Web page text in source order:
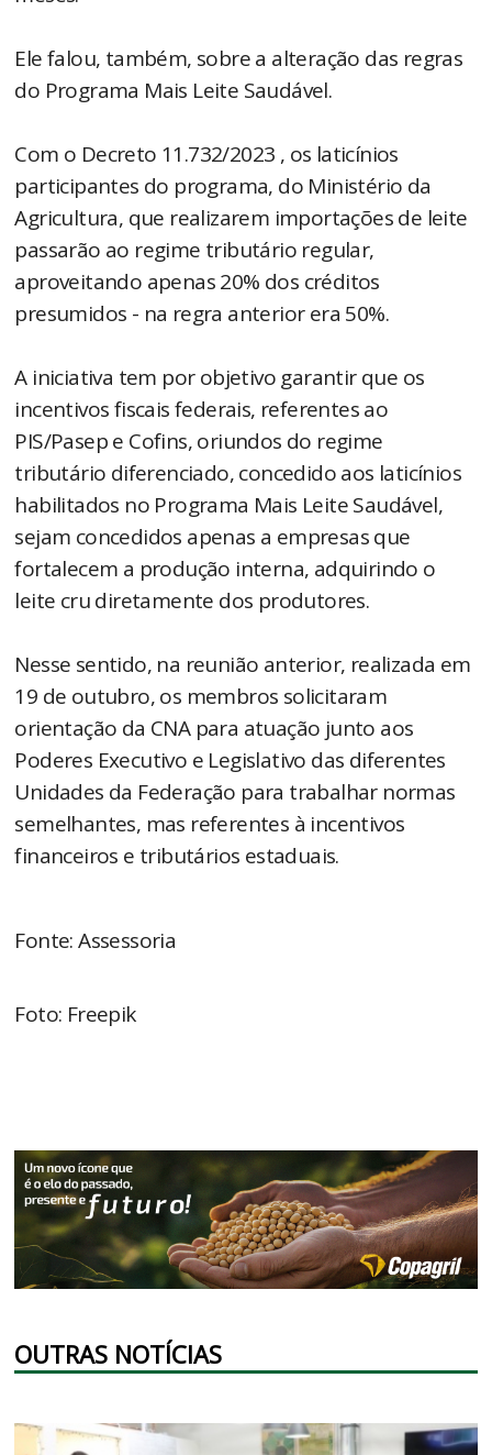
Ele falou, também, sobre a alteração das regras
do Programa Mais Leite Saudável.
Com o Decreto 11.732/2023 , os laticínios
participantes do programa, do Ministério da
Agricultura, que realizarem importações de leite
passarão ao regime tributário regular,
aproveitando apenas 20% dos créditos
presumidos - na regra anterior era 50%.
A iniciativa tem por objetivo garantir que os
incentivos fiscais federais, referentes ao
PIS/Pasep e Cofins, oriundos do regime
tributário diferenciado, concedido aos laticínios
habilitados no Programa Mais Leite Saudável,
sejam concedidos apenas a empresas que
fortalecem a produção interna, adquirindo o
leite cru diretamente dos produtores.
Nesse sentido, na reunião anterior, realizada em
19 de outubro, os membros solicitaram
orientação da CNA para atuação junto aos
Poderes Executivo e Legislativo das diferentes
Unidades da Federação para trabalhar normas
semelhantes, mas referentes à incentivos
financeiros e tributários estaduais.
Fonte: Assessoria
Foto: Freepik
OUTRAS NOTÍCIAS